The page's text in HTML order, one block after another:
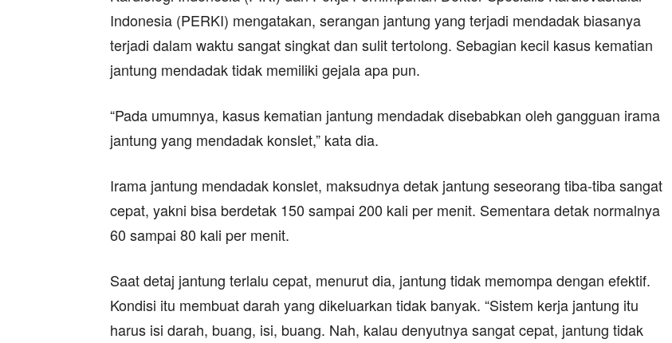
Indonesia (PERKI) mengatakan, serangan jantung yang terjadi mendadak biasanya
terjadi dalam waktu sangat singkat dan sulit tertolong. Sebagian kecil kasus kematian
jantung mendadak tidak memiliki gejala apa pun.
“Pada umumnya, kasus kematian jantung mendadak disebabkan oleh gangguan irama
jantung yang mendadak konslet,” kata dia.
Irama jantung mendadak konslet, maksudnya detak jantung seseorang tiba-tiba sangat
cepat, yakni bisa berdetak 150 sampai 200 kali per menit. Sementara detak normalnya
60 sampai 80 kali per menit.
Saat detaj jantung terlalu cepat, menurut dia, jantung tidak memompa dengan efektif.
Kondisi itu membuat darah yang dikeluarkan tidak banyak. “Sistem kerja jantung itu
harus isi darah, buang, isi, buang. Nah, kalau denyutnya sangat cepat, jantung tidak